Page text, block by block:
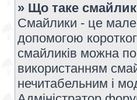
» Що таке
Смайлики - це
допомогою
смайликів можна
використанням
нечитабельним і